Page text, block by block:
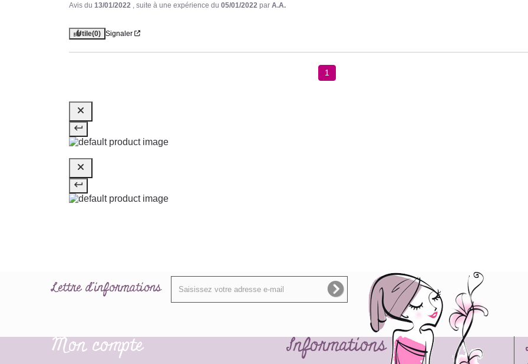
Avis du 13/01/2022 , suite à une expérience du 05/01/2022 par A.A.
Utile(0) Signaler
1
Lettre d'informations
Mon compte Informations